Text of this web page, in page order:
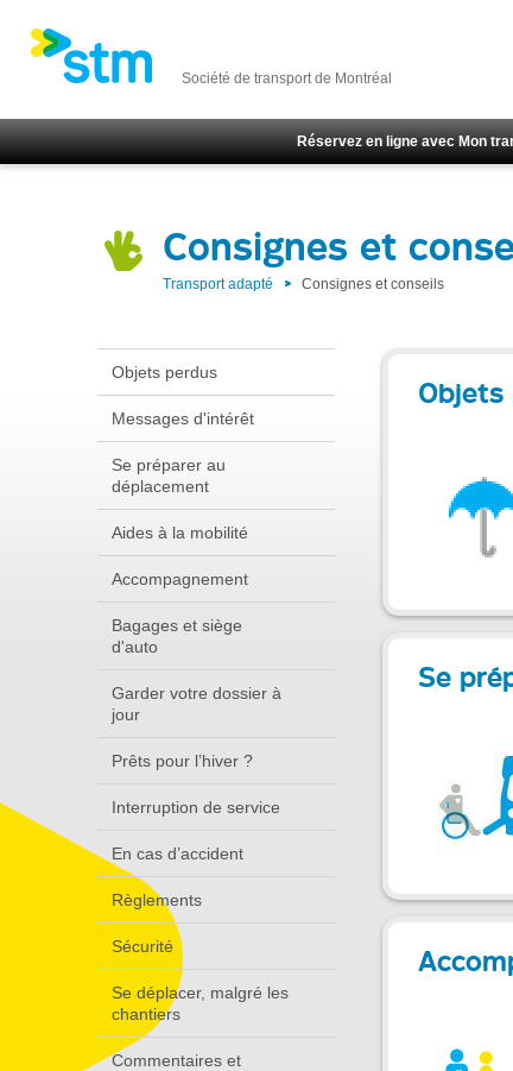
Société de transport de Montréal
Réservez en ligne avec Mon
Consignes et
Transport adapté Consignes et conseils
Objets perdus
Messages d'intérêt
Se préparer au
déplacement
Aides à la mobilité
Accompagnement
Bagages et siège
d'auto
Garder votre dossier à
jour
Prêts pour l’hiver ?
Interruption de service
En cas d’accident
Règlements
Sécurité
Se déplacer, malgré les
chantiers
Commentaires et
Objets
Se